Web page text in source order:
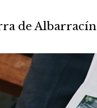
de Albarracín